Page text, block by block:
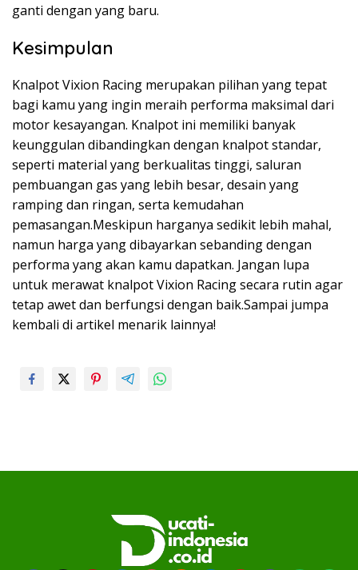
ganti dengan yang baru.
Kesimpulan
Knalpot Vixion Racing merupakan pilihan yang tepat
bagi kamu yang ingin meraih performa maksimal dari
motor kesayangan. Knalpot ini memiliki banyak
keunggulan dibandingkan dengan knalpot standar,
seperti material yang berkualitas tinggi, saluran
pembuangan gas yang lebih besar, desain yang
ramping dan ringan, serta kemudahan
pemasangan.Meskipun harganya sedikit lebih mahal,
namun harga yang dibayarkan sebanding dengan
performa yang akan kamu dapatkan. Jangan lupa
untuk merawat knalpot Vixion Racing secara rutin agar
tetap awet dan berfungsi dengan baik.Sampai jumpa
kembali di artikel menarik lainnya!